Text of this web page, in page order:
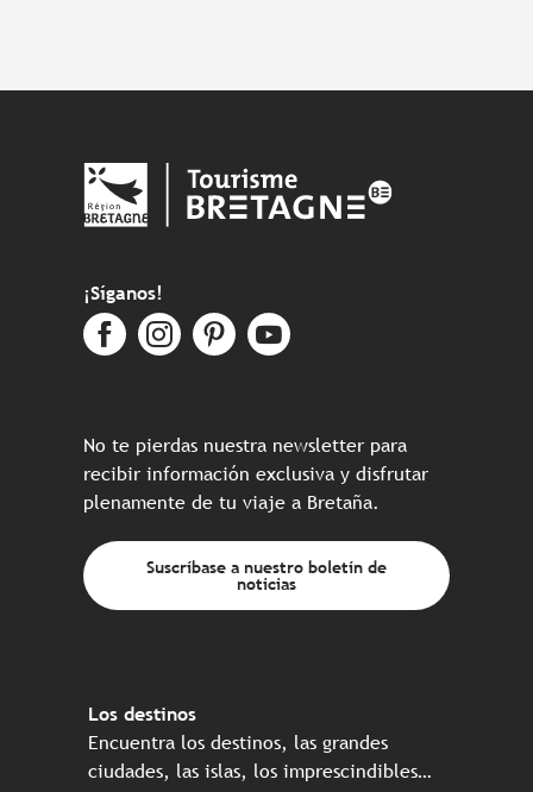
¡Síganos!
No te pierdas nuestra newsletter para
recibir información exclusiva y disfrutar
plenamente de tu viaje a Bretaña.
Suscríbase a nuestro boletín de
noticias
Los destinos
Encuentra los destinos, las grandes
ciudades, las islas, los imprescindibles…